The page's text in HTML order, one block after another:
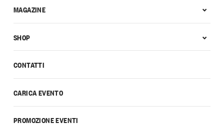
CONTATTI
CARICA EVENTO
PROMOZIONE EVENTI
MAGAZINE
SHOP